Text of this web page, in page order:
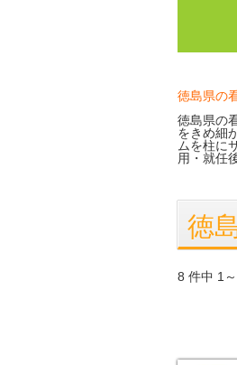
徳島県の
徳島県の
をきめ細
ムを柱に
用・就任
徳
8 件中 1